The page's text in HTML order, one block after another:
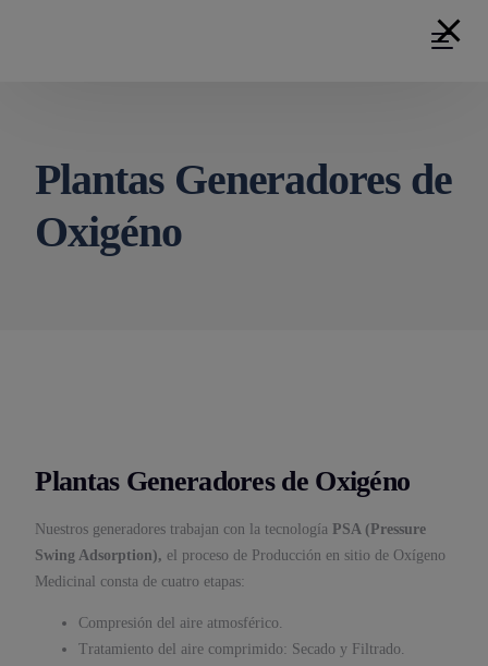
Plantas Generadores de
Oxigéno
Plantas Generadores de Oxigéno
Nuestros generadores trabajan con la tecnología PSA (Pressure
Swing Adsorption), el proceso de Producción en sitio de Oxígeno
Medicinal consta de cuatro etapas:
Compresión del aire atmosférico.
Tratamiento del aire comprimido: Secado y Filtrado.